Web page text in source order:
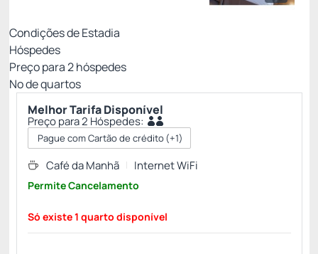
Condições de Estadia
Hóspedes
Preço para2hóspedes
Nº de quartos
Melhor Tarifa Disponível
Preço para 2 Hóspedes:
Pague com Cartão de crédito(+1)
Café da Manhã Internet WiFi
Permite Cancelamento
Só existe 1 quarto disponível